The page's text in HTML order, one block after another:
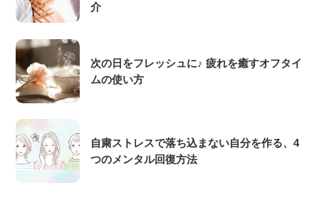
介
次の日をフレッシュに♪ 疲れを癒すオフタイ
ムの使い方
自粛ストレスで落ち込まない自分を作る、4
つのメンタル回復方法